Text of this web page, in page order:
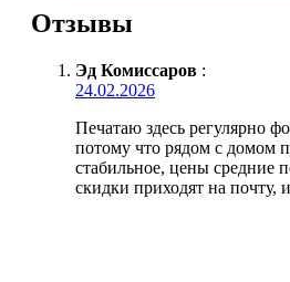
Отзывы
Эд Комиссаров :
24.02.2026
Печатаю здесь регулярно
потому что рядом с домом
стабильное, цены средние
скидки приходят на почту,